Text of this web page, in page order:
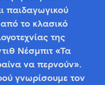
παιδαγωγικού
το κλασικό
της
Νέσμπιτ «Τα
να περνούν».
γνωρίσουμε τον